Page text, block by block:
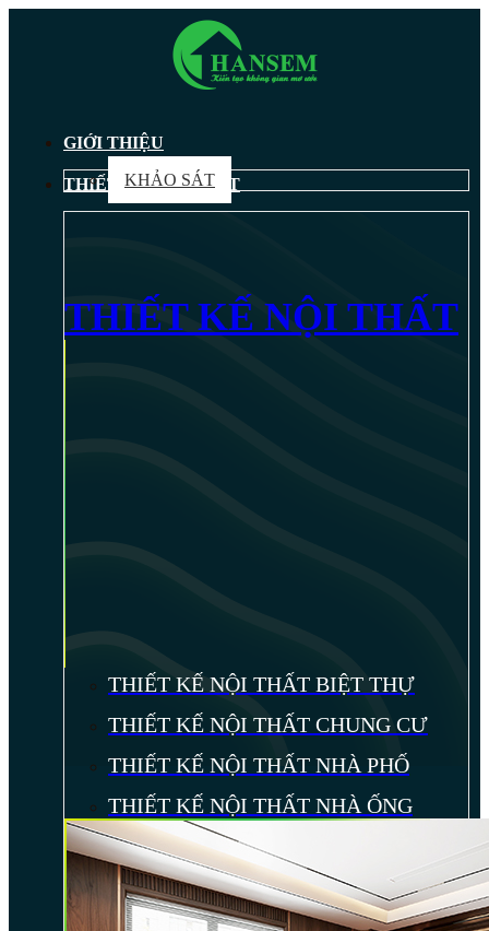
GIỚI THIỆU
KHẢO SÁT
THIẾT KẾ NỘI THẤT
THIẾT KẾ NỘI THẤT
THIẾT KẾ NỘI THẤT BIỆT THỰ
THIẾT KẾ NỘI THẤT CHUNG CƯ
THIẾT KẾ NỘI THẤT NHÀ PHỐ
THIẾT KẾ NỘI THẤT NHÀ ỐNG